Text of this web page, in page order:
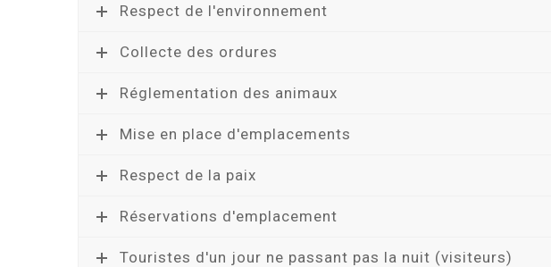
Respect de l'environnement
Collecte des ordures
Réglementation des animaux
Mise en place d'emplacements
Respect de la paix
Réservations d'emplacement
Touristes d'un jour ne passant pas la nuit (visiteurs)